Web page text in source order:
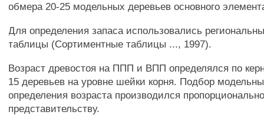
обмера 20-25 модельных деревьев основного
Для определения запаса использовались
таблицы (Сортиментные таблицы ..., 1997).
Возраст древостоя на ППП и ВПП определялся по
15 деревьев на уровне шейки корня. Подбор
определения возраста производился
представительству.